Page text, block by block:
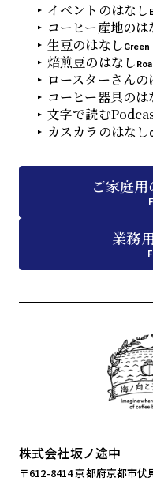
イベントのはなし
コーヒー産地のは
生豆のはなし Green
焙煎豆のはなし
ロースターさんの
コーヒー器具のは
文字で読む
カスカラのはなし
ご家庭用
業務
株式会社坂ノ途中
〒612-8414 京都府京都市